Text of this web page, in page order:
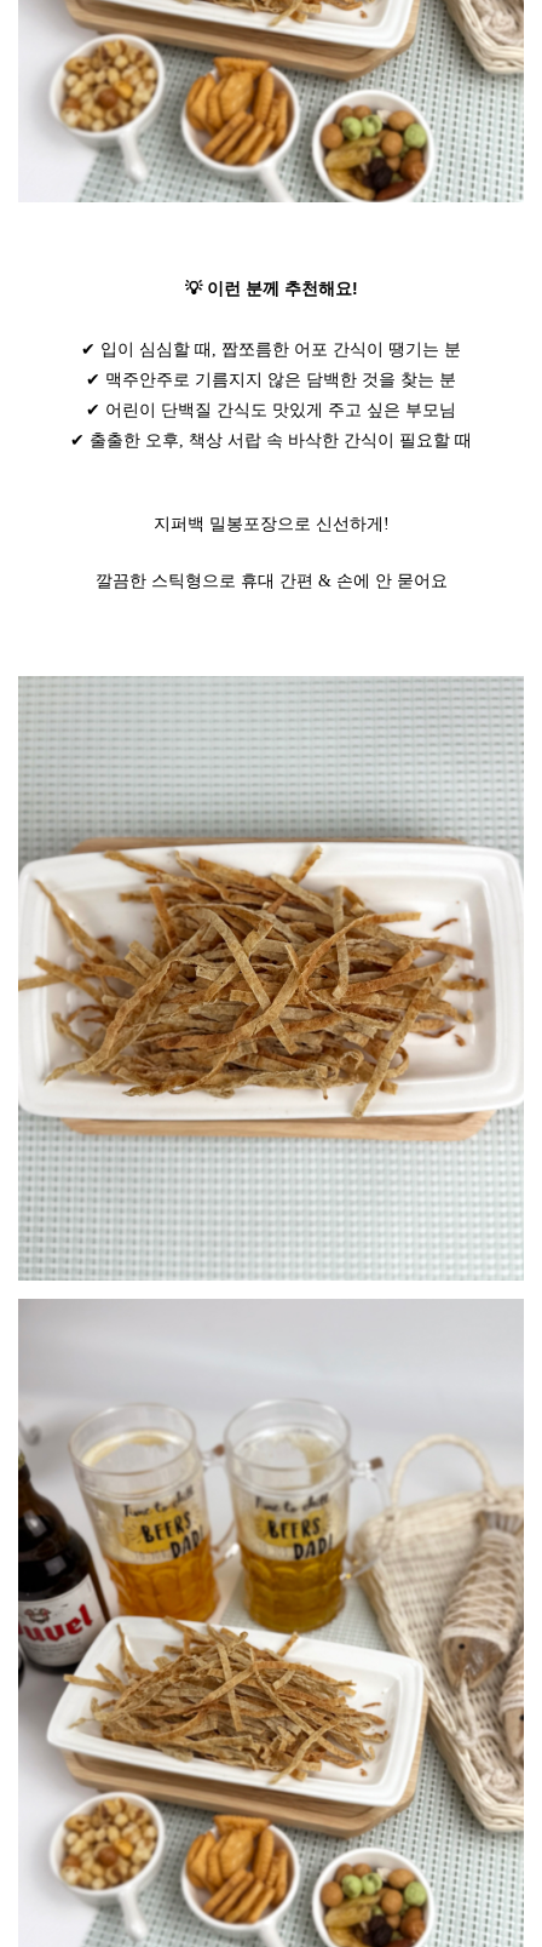
💡 이런 분께 추천해요!
✔ 입이 심심할 때, 짭쪼름한 어포 간식이 땡기는 분
✔ 맥주안주로 기름지지 않은 담백한 것을 찾는 분
✔ 어린이 단백질 간식도 맛있게 주고 싶은 부모님
✔ 출출한 오후, 책상 서랍 속 바삭한 간식이 필요할 때
지퍼백 밀봉포장으로 신선하게!
깔끔한 스틱형으로 휴대 간편 & 손에 안 묻어요